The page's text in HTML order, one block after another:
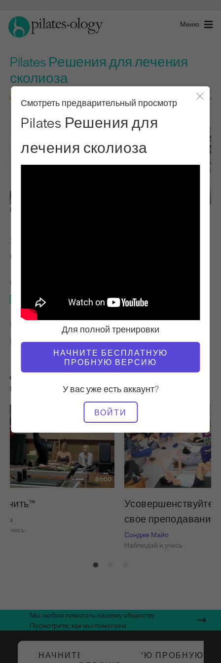
Меню
Pilates Решения для лечения
сколиоза
Смотреть предварительный просмотр
Pilates Решения для
лечения сколиоза
Для полной тренировки
НАЧНИТЕ БЕСПЛАТНУЮ
ПРОБНУЮ ВЕРСИЮ
У вас уже есть аккаунт?
ВОЙТИ
Наблюдай и учись
УЧИТЕЛЬ
Ниедра Габриэль
НЕОБХОДИМОЕ ОБОРУДОВАНИЕ
Целая студия
НАЙТИ ПОХОЖИЕ КЛАССЫ ДЛЯ
40 - 50 мин
Целая студия
Другие тренировки, которые вам могут
понравиться
81:00
нить™
учись
Усовершенствуйте
свое преподавание
Сондже Майо
Наблюдай и учись
Мы любим помогать нашему обществу.
Посмотрите, как мы помогаем.
НАЧНИТЕ БЕСПЛАТНУЮ ПРОБНУЮ